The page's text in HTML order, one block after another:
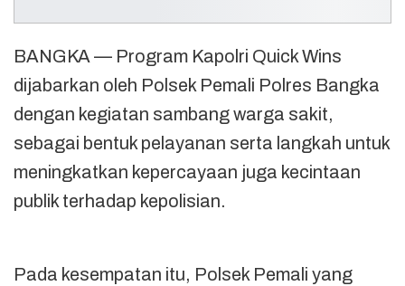
BANGKA — Program Kapolri Quick Wins
dijabarkan oleh Polsek Pemali Polres Bangka
dengan kegiatan sambang warga sakit,
sebagai bentuk pelayanan serta langkah untuk
meningkatkan kepercayaan juga kecintaan
publik terhadap kepolisian.
Pada kesempatan itu, Polsek Pemali yang